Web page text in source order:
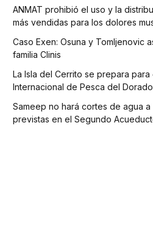
ANMAT prohibió el uso y la
más vendidas para los dolores
Caso Exen: Osuna y Tomljenovic
familia Clinis
La Isla del Cerrito se prepara para
Internacional de Pesca del Dorado
Sameep no hará cortes de agua
previstas en el Segundo